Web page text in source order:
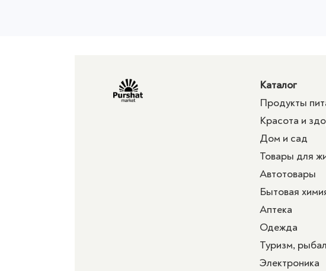
Каталог
Продукты
Красота и
Дом и сад
Товары для
Автотовары
Бытовая
Аптека
Одежда
Туризм,
Электроника